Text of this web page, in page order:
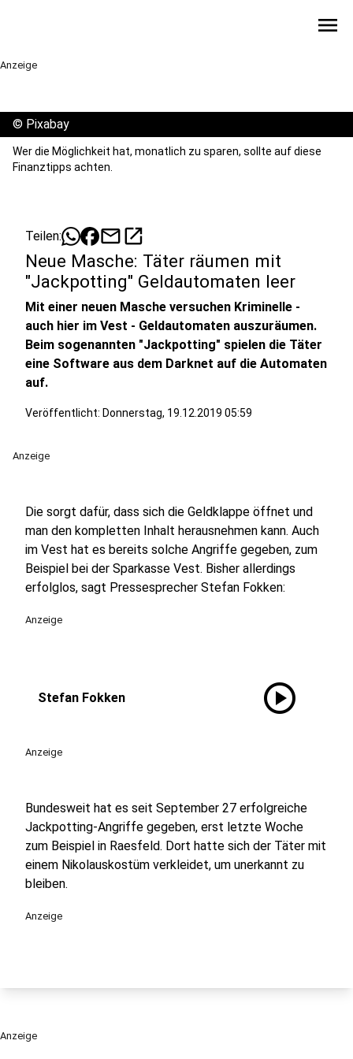
menu
Anzeige
© Pixabay
Wer die Möglichkeit hat, monatlich zu sparen, sollte auf diese
Finanztipps achten.
Teilen: mailopen_in_new
Neue Masche: Täter räumen mit
"Jackpotting" Geldautomaten leer
Mit einer neuen Masche versuchen Kriminelle -
auch hier im Vest - Geldautomaten auszuräumen.
Beim sogenannten "Jackpotting" spielen die Täter
eine Software aus dem Darknet auf die Automaten
auf.
Veröffentlicht: Donnerstag, 19.12.2019 05:59
Anzeige
Die sorgt dafür, dass sich die Geldklappe öffnet und
man den kompletten Inhalt herausnehmen kann. Auch
im Vest hat es bereits solche Angriffe gegeben, zum
Beispiel bei der Sparkasse Vest. Bisher allerdings
erfolglos, sagt Pressesprecher Stefan Fokken:
Anzeige
Stefan Fokken play_circle
Anzeige
Bundesweit hat es seit September 27 erfolgreiche
Jackpotting-Angriffe gegeben, erst letzte Woche
zum Beispiel in Raesfeld. Dort hatte sich der Täter mit
einem Nikolauskostüm verkleidet, um unerkannt zu
bleiben.
Anzeige
Anzeige